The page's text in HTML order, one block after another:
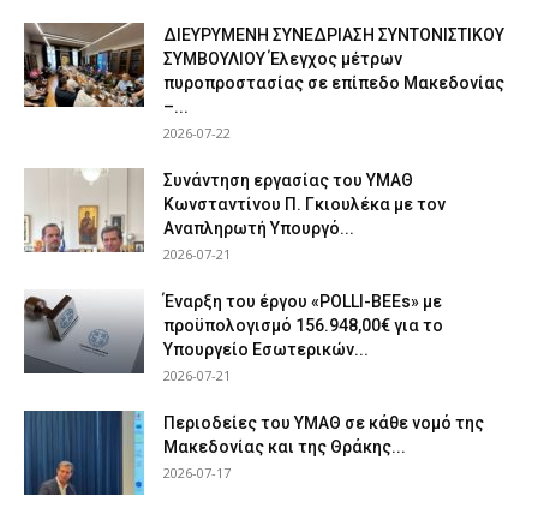
ΔΙΕΥΡΥΜΕΝΗ ΣΥΝΕΔΡΙΑΣΗ ΣΥΝΤΟΝΙΣΤΙΚΟΥ
ΣΥΜΒΟΥΛΙΟΥ Έλεγχος μέτρων
πυροπροστασίας σε επίπεδο Μακεδονίας
–...
2026-07-22
Συνάντηση εργασίας του ΥΜΑΘ
Κωνσταντίνου Π. Γκιουλέκα με τον
Αναπληρωτή Υπουργό...
2026-07-21
Έναρξη του έργου «POLLI-BEEs» με
προϋπολογισμό 156.948,00€ για το
Υπουργείο Εσωτερικών...
2026-07-21
Περιοδείες του ΥΜΑΘ σε κάθε νομό της
Μακεδονίας και της Θράκης...
2026-07-17